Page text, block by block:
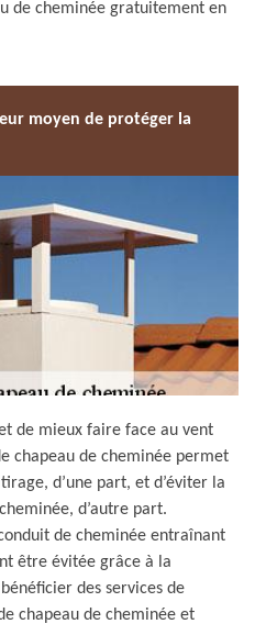
de cheminée gratuitement en
moyen de protéger la
de mieux faire face au vent
chapeau de cheminée permet
d’une part, et d’éviter la
d’autre part.
de cheminée entraînant
être évitée grâce à la
des services de
chapeau de cheminée et